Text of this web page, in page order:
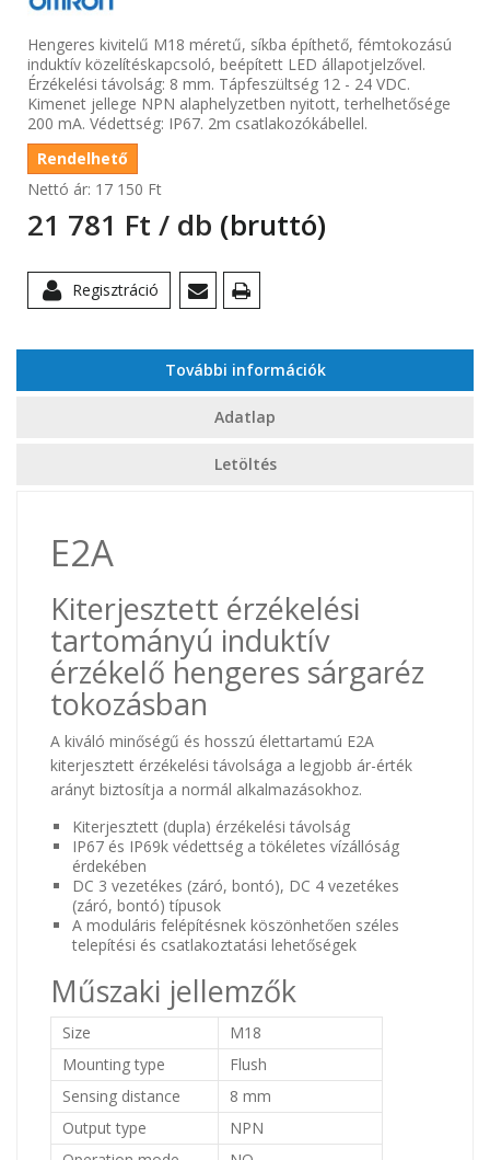
Hengeres kivitelű M18 méretű, síkba építhető, fémtokozású
induktív közelítéskapcsoló, beépített LED állapotjelzővel.
Érzékelési távolság: 8 mm. Tápfeszültség 12 - 24 VDC.
Kimenet jellege NPN alaphelyzetben nyitott, terhelhetősége
200 mA. Védettség: IP67. 2m csatlakozókábellel.
Rendelhető
Nettó ár: 17 150 Ft‎
21 781 Ft‎ / db (bruttó)
Regisztráció
További információk
Adatlap
Letöltés
E2A
Kiterjesztett érzékelési
tartományú induktív
érzékelő hengeres sárgaréz
tokozásban
A kiváló minőségű és hosszú élettartamú E2A
kiterjesztett érzékelési távolsága a legjobb ár-érték
arányt biztosítja a normál alkalmazásokhoz.
Kiterjesztett (dupla) érzékelési távolság
IP67 és IP69k védettség a tökéletes vízállóság
érdekében
DC 3 vezetékes (záró, bontó), DC 4 vezetékes
(záró, bontó) típusok
A moduláris felépítésnek köszönhetően széles
telepítési és csatlakoztatási lehetőségek
Műszaki jellemzők
Size
M18
Mounting type
Flush
Sensing distance
8 mm
Output type
NPN